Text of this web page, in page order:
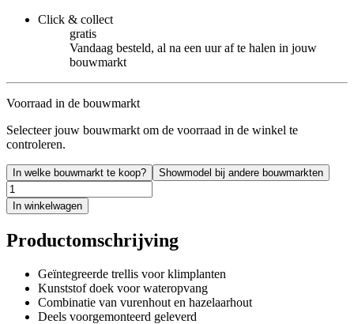
Click & collect
gratis
Vandaag besteld, al na een uur af te halen in jouw
bouwmarkt
Voorraad in de bouwmarkt
Selecteer jouw bouwmarkt om de voorraad in de winkel te
controleren.
In welke bouwmarkt te koop? Showmodel bij andere bouwmarkten
In winkelwagen
Productomschrijving
Geïntegreerde trellis voor klimplanten
Kunststof doek voor wateropvang
Combinatie van vurenhout en hazelaarhout
Deels voorgemonteerd geleverd